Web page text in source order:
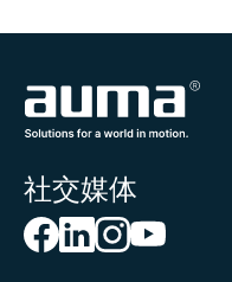
社交媒体